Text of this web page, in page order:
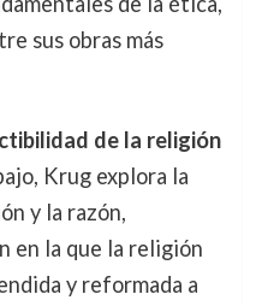
sus obras más
de la religión
Krug explora la
y la razón,
en la que la religión
y reformada a